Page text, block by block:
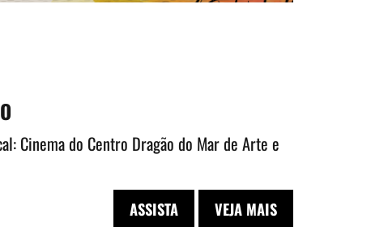
Cinema do Centro Dragão do Mar de Arte e
ASSISTA VEJA MAIS